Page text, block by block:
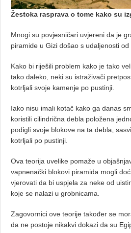
Žestoka rasprava o tome kako su
Mnogi su povjesničari uvjereni da je
piramide u Gizi došao s udaljenosti od
Kako bi riješili problem kako je tako
tako daleko, neki su istraživači
kotrljali svoje kamenje po pustinji.
Iako nisu imali kotač kako ga danas
koristili cilindrična debla položena
podigli svoje blokove na ta debla,
kotrljali po pustinji.
Ova teorija uvelike pomaže u
vapnenački blokovi piramida mogli
vjerovati da bi uspjela za neke od
koje se nalazi u grobnicama.
Zagovornici ove teorije također se
da ne postoje nikakvi dokazi da su